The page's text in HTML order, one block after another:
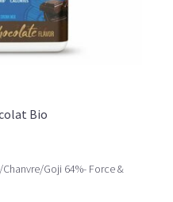
Bio
Goji 64%- Force &